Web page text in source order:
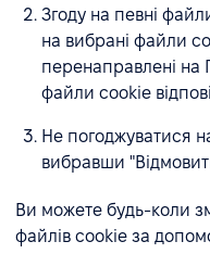
Згоду на певні
на вибрані файли
перенаправлені
файли cookie
Не погоджуватися
вибравши
Ви можете будь-коли
файлів cookie за